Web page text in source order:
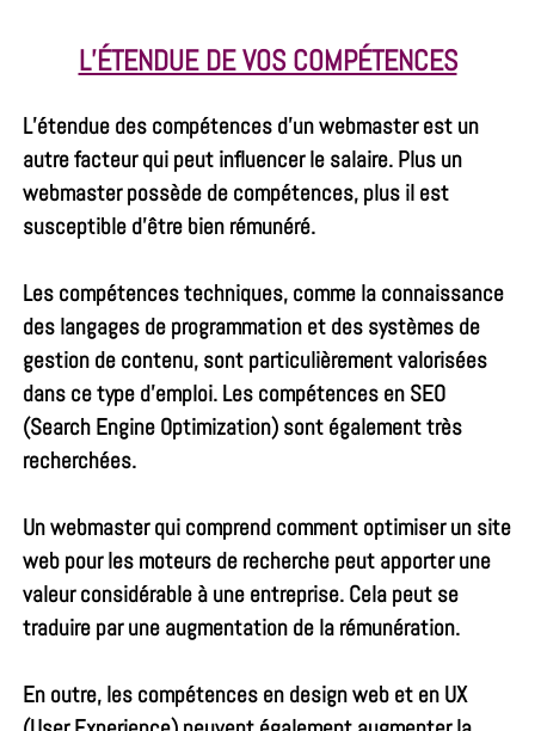
L’ÉTENDUE DE VOS COMPÉTENCES
L’étendue des compétences d’un webmaster est un
autre facteur qui peut influencer le salaire. Plus un
webmaster possède de compétences, plus il est
susceptible d’être bien rémunéré.
Les compétences techniques, comme la connaissance
des langages de programmation et des systèmes de
gestion de contenu, sont particulièrement valorisées
dans ce type d’emploi. Les compétences en SEO
(Search Engine Optimization) sont également très
recherchées.
Un webmaster qui comprend comment optimiser un site
web pour les moteurs de recherche peut apporter une
valeur considérable à une entreprise. Cela peut se
traduire par une augmentation de la rémunération.
En outre, les compétences en design web et en UX